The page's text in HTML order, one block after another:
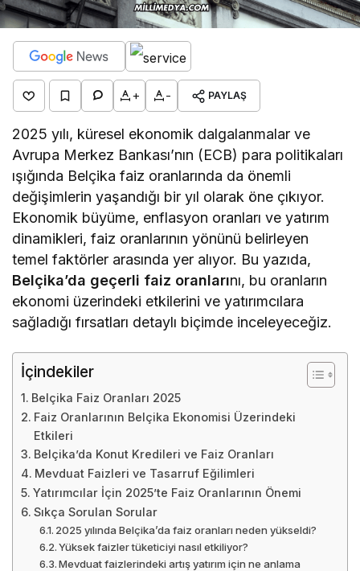
+ - PAYLAŞ
2025 yılı, küresel ekonomik dalgalanmalar ve
Avrupa Merkez Bankası’nın (ECB) para politikaları
ışığında Belçika faiz oranlarında da önemli
değişimlerin yaşandığı bir yıl olarak öne çıkıyor.
Ekonomik büyüme, enflasyon oranları ve yatırım
dinamikleri, faiz oranlarının yönünü belirleyen
temel faktörler arasında yer alıyor. Bu yazıda,
Belçika’da geçerli faiz oranlarını, bu oranların
ekonomi üzerindeki etkilerini ve yatırımcılara
sağladığı fırsatları detaylı biçimde inceleyeceğiz.
İçindekiler
Belçika Faiz Oranları 2025
Faiz Oranlarının Belçika Ekonomisi Üzerindeki
Etkileri
Belçika’da Konut Kredileri ve Faiz Oranları
Mevduat Faizleri ve Tasarruf Eğilimleri
Yatırımcılar İçin 2025’te Faiz Oranlarının Önemi
Sıkça Sorulan Sorular
2025 yılında Belçika’da faiz oranları neden yükseldi?
Yüksek faizler tüketiciyi nasıl etkiliyor?
Mevduat faizlerindeki artış yatırım için ne anlama